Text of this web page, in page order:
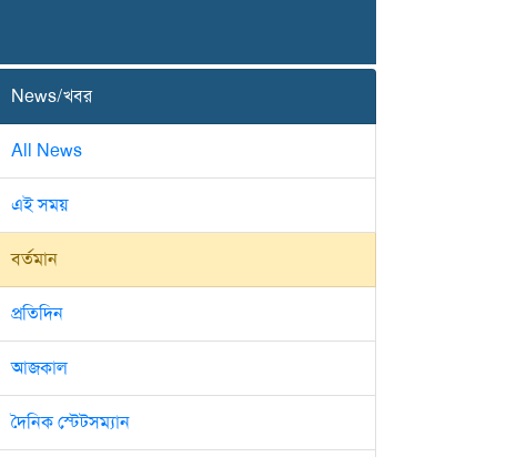
News/খবর
All News
এই সময়
বর্তমান
প্রতিদিন
আজকাল
দৈনিক স্টেটসম্যান